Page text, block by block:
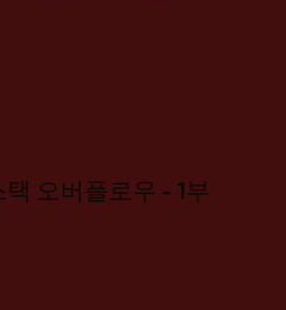
오버플로우 - 1부